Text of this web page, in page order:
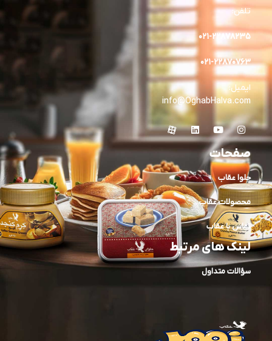
تلفن:
۰۲۱-۲۲۸۷۸۲٣۵
۰۲۱-۲۲۸۷۰۷۶۳
ایمیل:
info@OghabHalva.com
صفحات
حلوا عقاب
محصولات عقاب
تماس با عقاب
لینک های مرتبط
سؤالات متداول